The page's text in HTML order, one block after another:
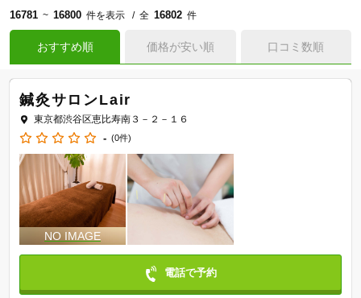
16781 ~ 16800 件を表示 全 16802 件
おすすめ順 価格が安い順 口コミ数順
鍼灸サロンLair
東京都渋谷区恵比寿南３－２－１６
- (0件)